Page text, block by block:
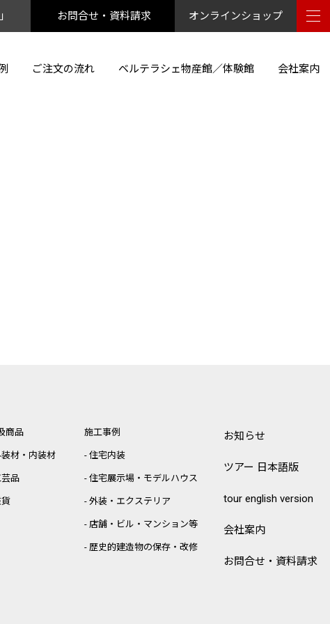
ご注文の流れ ベルテラシェ物産館／体験館 会社案内
お問合せ・資料請求 オンラインショップ
お知らせ
ツアー 日本語版
tour english version
会社案内
お問合せ・資料請求
商品
材・内装材
品
施工事例
住宅内装
住宅展示場・モデルハウス
外装・エクステリア
店舗・ビル・マンション等
歴史的建造物の保存・改修